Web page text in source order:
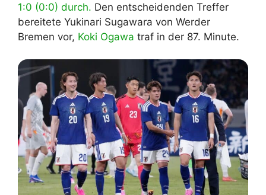
1:0 (0:0) durch. Den entscheidenden Treffer
bereitete Yukinari Sugawara von Werder
Bremen vor, Koki Ogawa traf in der 87. Minute.